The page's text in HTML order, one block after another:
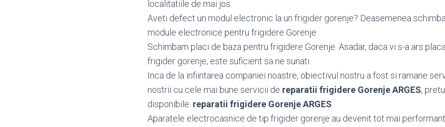
localitatiile de mai jos.
Aveti defect un modul electronic la un frigider gorenje? Deasemenea
module electronice pentru frigidere Gorenje
Schimbam placi de baza pentru frigidere Gorenje. Asadar, daca vi s-a ars
frigider gorenje, este suficient sa ne sunati.
Inca de la infiintarea companiei noastre, obiectivul nostru a fost si ramane
nostrii cu cele mai bune servicii de reparatii frigidere Gorenje ARGES,
disponibile. reparatii frigidere Gorenje ARGES
Aparatele electrocasnice de tip frigider gorenje au devenit tot mai